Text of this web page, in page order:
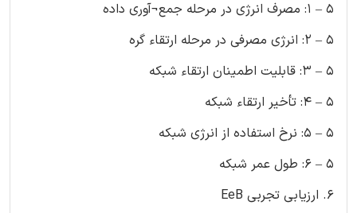
5 – 1: مصرف انرژی در مرحله جمع¬آوری داده
5 – 2: انرژی مصرفی در مرحله ارتقاء گره
5 – 3: قابلیت اطمینان ارتقاء شبکه
5 – 4: تأخیر ارتقاء شبکه
5 – 5: نرخ استفاده از انرژی شبکه
5 – 6: طول عمر شبکه
6. ارزیابی تجربی EeB